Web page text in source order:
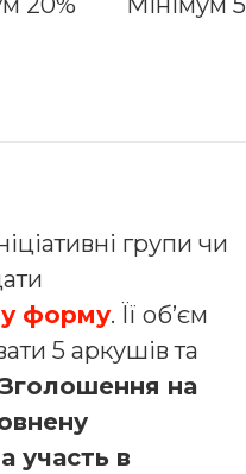
групи чи
форму. Її об’єм
5 аркушів та
Зголошення на
участь в